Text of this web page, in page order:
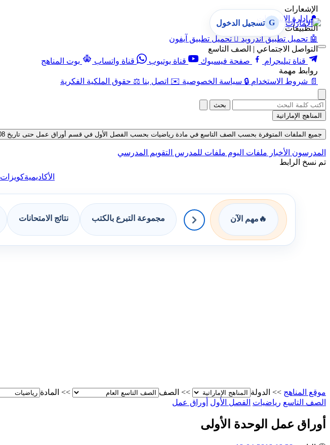
الإشعارات
🔔 إدارة الإشعارات
التطبيقات
🤖 تحميل تطبيق أندرويد  تحميل تطبيق آيفون
التواصل الاجتماعي | الصف التاسع
قناة تيليجرام
صفحة فيسبوك قناة يوتيوب قناة واتساب
بوت المناهج
روابط مهمة
📄 شروط الاستخدام 🔒 سياسة الخصوصية ✉️ اتصل بنا ⚖️ حقوق الملكية الفكرية
G تسجيل الدخول
بحث
المناهج الإماراتية
جميع الملفات المتوفرة بحسب الصف التاسع في مادة رياضيات بحسب الفصل الأول في قسم أوراق عمل حتى تاريخ 08-08-2026
المدرسون الأخبار ملفات اليوم ملفات للمدرس التقويم المدرسي
تم نسخ الرابط
الأكاديميةكويزات
🔥 مهم الآن مجموعة التبرع بالكتب نتائج الامتحانات
موقع المناهج >> الدولة >> الصف >> المادة
الصف التاسع رياضيات الفصل الأول أوراق عمل
أوراق عمل الوحدة الأولى